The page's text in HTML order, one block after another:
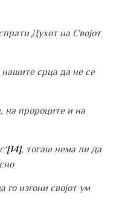
Духот на Својот
срца да не се
на пророците и на
[14], тогаш нема ли да
го изгони својот ум